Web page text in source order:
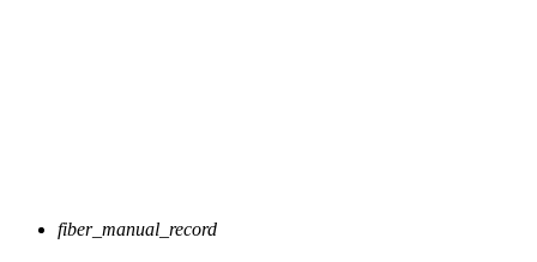
fiber_manual_record